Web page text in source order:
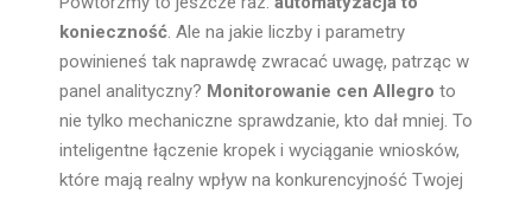
konieczność. Ale na jakie liczby i parametry
powinieneś tak naprawdę zwracać uwagę, patrząc w
panel analityczny? Monitorowanie cen Allegro to
nie tylko mechaniczne sprawdzanie, kto dał mniej. To
inteligentne łączenie kropek i wyciąganie wniosków,
które mają realny wpływ na konkurencyjność Twojej